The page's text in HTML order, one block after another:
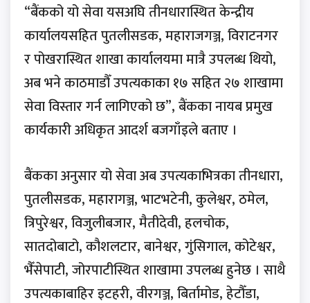
“बैंकको यो सेवा यसअघि तीनधारास्थित केन्द्रीय
कार्यालयसहित पुतलीसडक, महाराजगञ्ज, विराटनगर
र पोखरास्थित शाखा कार्यालयमा मात्रै उपलब्ध थियो,
अब भने काठमाडौँ उपत्यकाका १७ सहित २७ शाखामा
सेवा विस्तार गर्न लागिएको छ”, बैंकका नायब प्रमुख
कार्यकारी अधिकृत आदर्श बजगाँइले बताए ।
बैंकका अनुसार यो सेवा अब उपत्यकाभित्रका तीनधारा,
पुतलीसडक, महारागञ्ज, भाटभटेनी, कुलेश्वर, ठमेल,
त्रिपुरेश्वर, विजुलीबजार, मैतीदेवी, हलचोक,
सातदोबाटो, कौशलटार, बानेश्वर, गुंसिगाल, कोटेश्वर,
भैँसेपाटी, जोरपाटीस्थित शाखामा उपलब्ध हुनेछ । साथै
उपत्यकाबाहिर इटहरी, वीरगञ्ज, बिर्तामोड, हेटौँडा,